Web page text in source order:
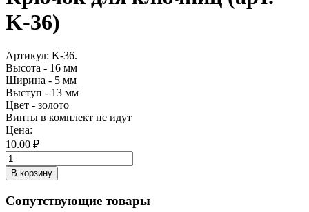
K-36)
Артикул: K-36.
Высота - 16 мм
Ширина - 5 мм
Выступ - 13 мм
Цвет - золото
Винты в комплект не идут
Цена:
10.00 ₽
Сопутствующие товары